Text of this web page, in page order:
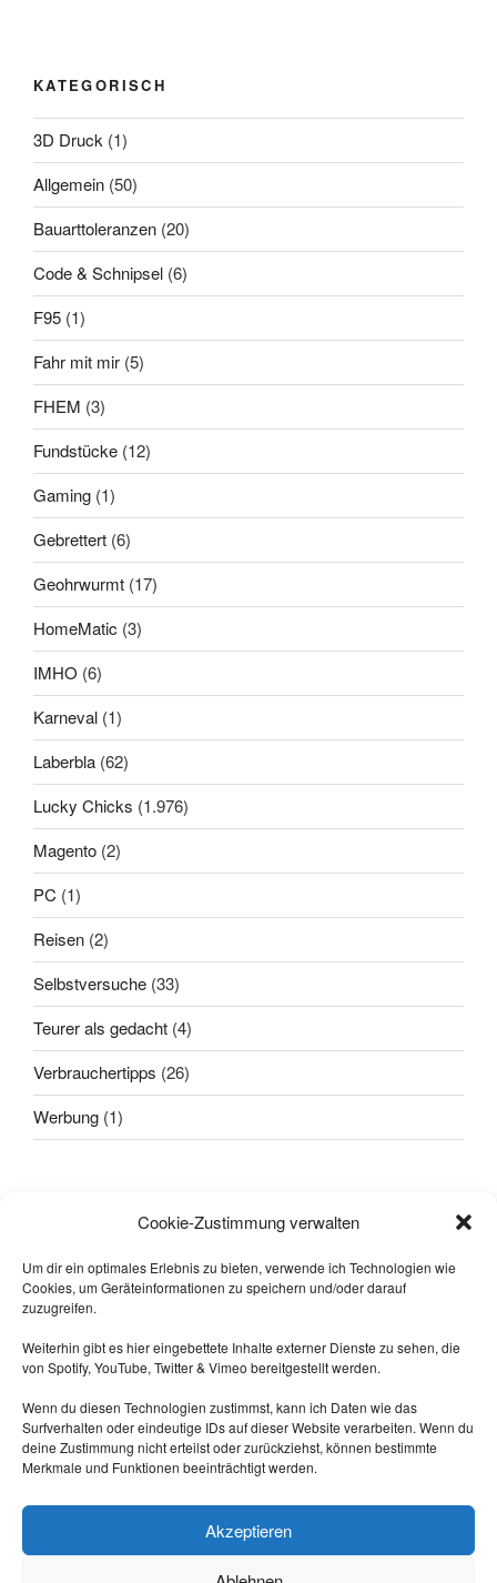
Cookie-Zustimmung verwalten
Um dir ein optimales Erlebnis zu bieten, verwende ich Technologien wie
Cookies, um Geräteinformationen zu speichern und/oder darauf
zuzugreifen.
Weiterhin gibt es hier eingebettete Inhalte externer Dienste zu sehen, die
von Spotify, YouTube, Twitter & Vimeo bereitgestellt werden.
Wenn du diesen Technologien zustimmst, kann ich Daten wie das
Surfverhalten oder eindeutige IDs auf dieser Website verarbeiten. Wenn du
deine Zustimmung nicht erteilst oder zurückziehst, können bestimmte
Merkmale und Funktionen beeinträchtigt werden.
Akzeptieren
KATEGORISCH
3D Druck (1)
Allgemein (50)
Bauarttoleranzen (20)
Code & Schnipsel (6)
F95 (1)
Fahr mit mir (5)
FHEM (3)
Fundstücke (12)
Gaming (1)
Gebrettert (6)
Geohrwurmt (17)
HomeMatic (3)
IMHO (6)
Karneval (1)
Laberbla (62)
Lucky Chicks (1.976)
Magento (2)
PC (1)
Reisen (2)
Selbstversuche (33)
Teurer als gedacht (4)
Verbrauchertipps (26)
Werbung (1)
Dann kam einer, der wusste das
https://nrw.social/@laberbla